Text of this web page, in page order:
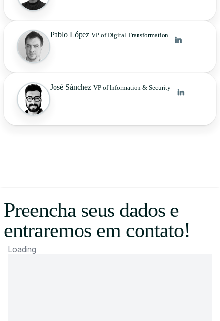
Pablo López VP of Digital Transformation
José Sánchez VP of Information & Security
Preencha seus dados e
entraremos em contato!